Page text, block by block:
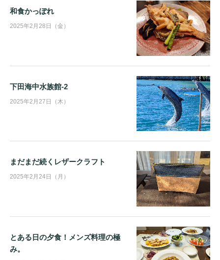
和食かっぽれ
2025年2月28日（金）
下田海中水族館-2
2025年2月27日（木）
まだまだ続くレザークラフト
2025年2月24日（月）
とある日の夕食！メンズ料理の極
み。